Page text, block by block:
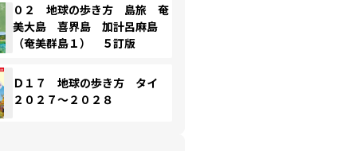
０２ 地球の歩き方 島旅 奄
美大島 喜界島 加計呂麻島
（奄美群島１） ５訂版
Ｄ１７ 地球の歩き方 タイ
２０２７～２０２８